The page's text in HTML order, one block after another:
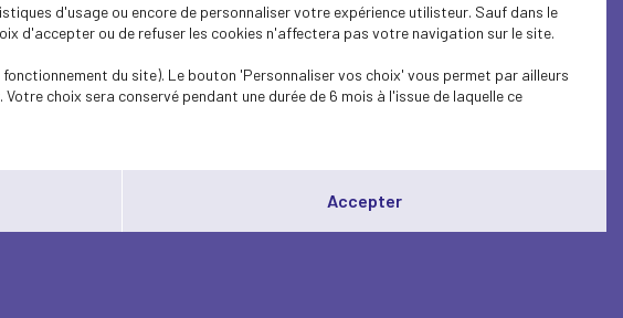
d'usage ou encore de personnaliser votre expérience utilisteur. Sauf dans le
d'accepter ou de refuser les cookies n'affectera pas votre navigation sur le site.
du site). Le bouton 'Personnaliser vos choix' vous permet par ailleurs
choix sera conservé pendant une durée de 6 mois à l'issue de laquelle ce
Accepter